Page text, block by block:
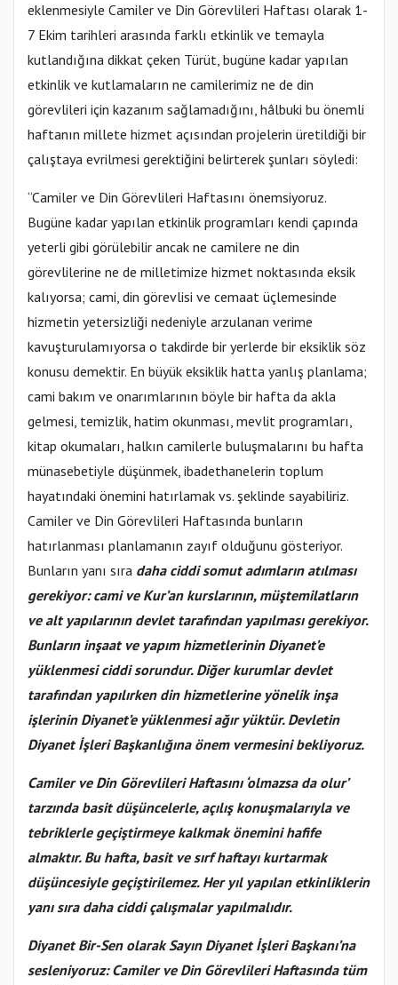
eklenmesiyle Camiler ve Din Görevlileri Haftası olarak 1-
7 Ekim tarihleri arasında farklı etkinlik ve temayla
kutlandığına dikkat çeken Türüt, bugüne kadar yapılan
etkinlik ve kutlamaların ne camilerimiz ne de din
görevlileri için kazanım sağlamadığını, hâlbuki bu önemli
haftanın millete hizmet açısından projelerin üretildiği bir
çalıştaya evrilmesi gerektiğini belirterek şunları söyledi:
“Camiler ve Din Görevlileri Haftasını önemsiyoruz.
Bugüne kadar yapılan etkinlik programları kendi çapında
yeterli gibi görülebilir ancak ne camilere ne din
görevlilerine ne de milletimize hizmet noktasında eksik
kalıyorsa; cami, din görevlisi ve cemaat üçlemesinde
hizmetin yetersizliği nedeniyle arzulanan verime
kavuşturulamıyorsa o takdirde bir yerlerde bir eksiklik söz
konusu demektir. En büyük eksiklik hatta yanlış planlama;
cami bakım ve onarımlarının böyle bir hafta da akla
gelmesi, temizlik, hatim okunması, mevlit programları,
kitap okumaları, halkın camilerle buluşmalarını bu hafta
münasebetiyle düşünmek, ibadethanelerin toplum
hayatındaki önemini hatırlamak vs. şeklinde sayabiliriz.
Camiler ve Din Görevlileri Haftasında bunların
hatırlanması planlamanın zayıf olduğunu gösteriyor.
Bunların yanı sıra daha ciddi somut adımların atılması
gerekiyor: cami ve Kur’an kurslarının, müştemilatların
ve alt yapılarının devlet tarafından yapılması gerekiyor.
Bunların inşaat ve yapım hizmetlerinin Diyanet’e
yüklenmesi ciddi sorundur. Diğer kurumlar devlet
tarafından yapılırken din hizmetlerine yönelik inşa
işlerinin Diyanet’e yüklenmesi ağır yüktür. Devletin
Diyanet İşleri Başkanlığına önem vermesini bekliyoruz.
Camiler ve Din Görevlileri Haftasını ‘olmazsa da olur’
tarzında basit düşüncelerle, açılış konuşmalarıyla ve
tebriklerle geçiştirmeye kalkmak önemini hafife
almaktır. Bu hafta, basit ve sırf haftayı kurtarmak
düşüncesiyle geçiştirilemez. Her yıl yapılan etkinliklerin
yanı sıra daha ciddi çalışmalar yapılmalıdır.
Diyanet Bir-Sen olarak Sayın Diyanet İşleri Başkanı’na
sesleniyoruz: Camiler ve Din Görevlileri Haftasında tüm